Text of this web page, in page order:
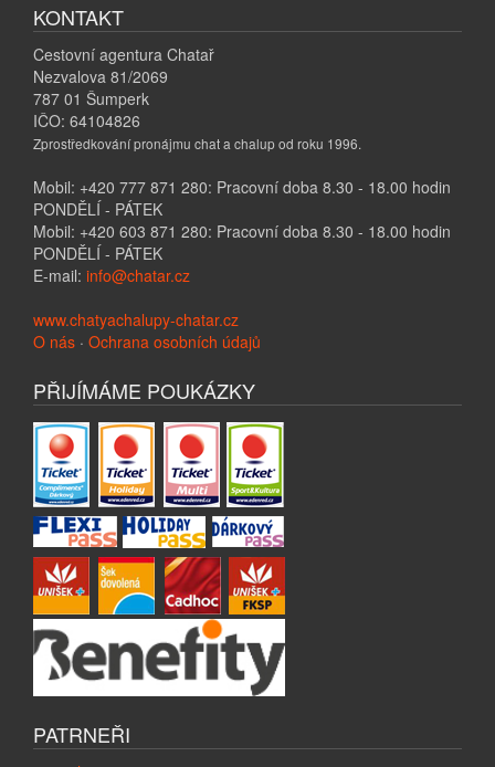
KONTAKT
Cestovní agentura Chatař
Nezvalova 81/2069
787 01 Šumperk
IČO: 64104826
Zprostředkování pronájmu chat a chalup od roku 1996.
Mobil: +420 777 871 280: Pracovní doba 8.30 - 18.00 hodin
PONDĚLÍ - PÁTEK
Mobil: +420 603 871 280: Pracovní doba 8.30 - 18.00 hodin
PONDĚLÍ - PÁTEK
E-mail: info@chatar.cz
www.chatyachalupy-chatar.cz
O nás · Ochrana osobních údajů
PŘIJÍMÁME POUKÁZKY
PATRNEŘI